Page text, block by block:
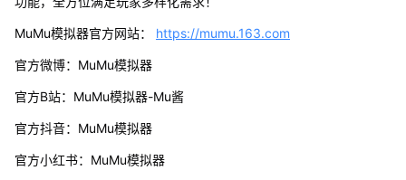
MuMu模拟器官方网站： https://mumu.163.com
官方微博：MuMu模拟器
官方B站：MuMu模拟器-Mu酱
官方抖音：MuMu模拟器
官方小红书：MuMu模拟器